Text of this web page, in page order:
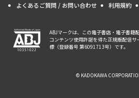
よくあるご質問 / お問い合わせ 利用規約
ABJマークは、この電子書店・電子書籍
コンテンツ使用許諾を得た正規版配信
標（登録番号 第6091713号）です。
© KADOKAWA